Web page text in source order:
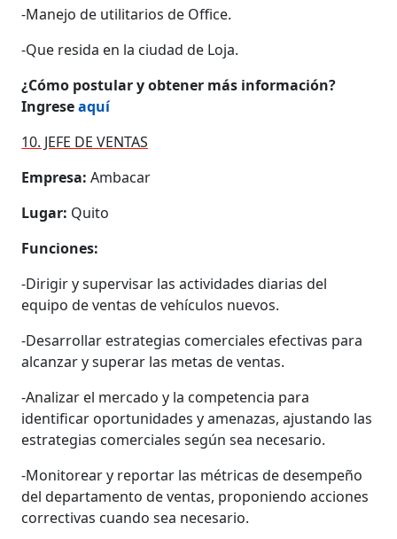
-Manejo de utilitarios de Office.
-Que resida en la ciudad de Loja.
¿Cómo postular y obtener más información?
Ingreseaquí
10. JEFE DE VENTAS
Empresa: Ambacar
Lugar: Quito
Funciones:
-Dirigir y supervisar las actividades diarias del
equipo de ventas de vehículos nuevos.
-Desarrollar estrategias comerciales efectivas para
alcanzar y superar las metas de ventas.
-Analizar el mercado y la competencia para
identificar oportunidades y amenazas, ajustando las
estrategias comerciales según sea necesario.
-Monitorear y reportar las métricas de desempeño
del departamento de ventas, proponiendo acciones
correctivas cuando sea necesario.